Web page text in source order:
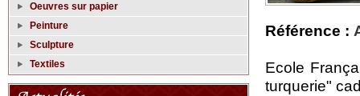
Oeuvres sur papier
Peinture
Sculpture
Textiles
Référence :
Ecole
turquerie"